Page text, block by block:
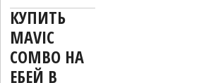
КУПИТЬ
MAVIC
COMBO НА
ЕБЕЙ В